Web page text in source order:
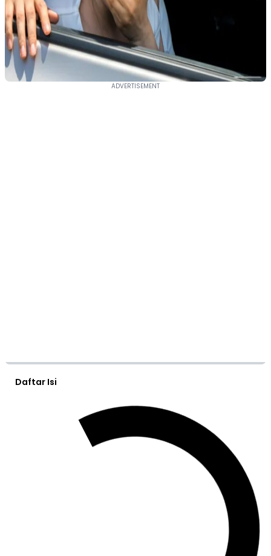
Daftar Isi